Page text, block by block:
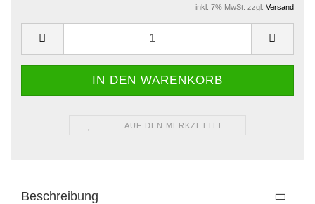
inkl. 7% MwSt. zzgl. Versand
AUF DEN MERKZETTEL
Beschreibung